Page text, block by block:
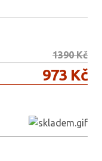
1390 Kč
973 Kč